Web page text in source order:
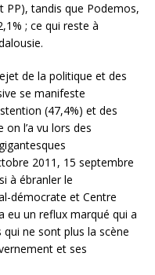
PP), tandis que Podemos,
; ce qui reste à
de la politique et des
se manifeste
(47,4%) et des
l’a vu lors des
2011, 15 septembre
à ébranler le
démocrate et Centre
eu un reflux marqué qui a
ne sont plus la scène
et ses